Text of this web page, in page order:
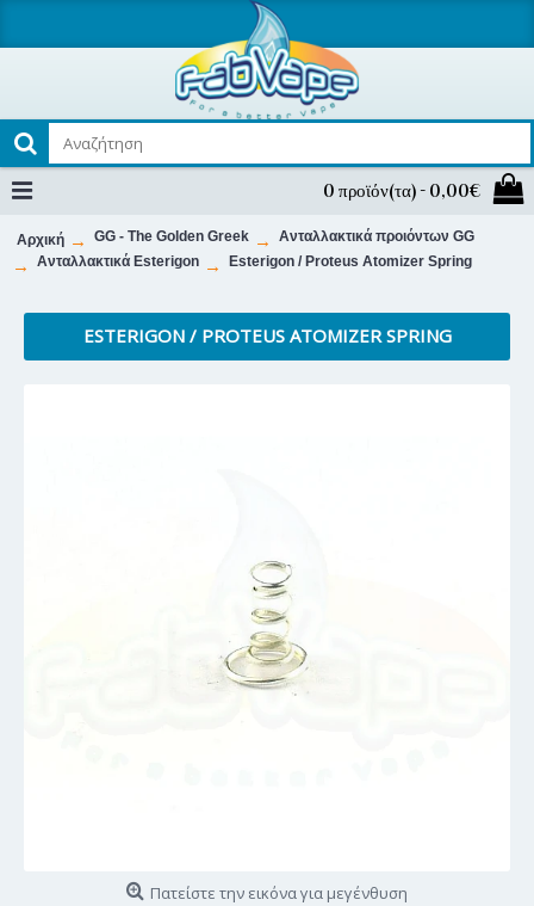
0 προϊόν(τα) - 0,00€
Αρχική GG - The Golden Greek
Ανταλλακτικά προιόντων GG
Ανταλλακτικά Esterigon
Esterigon / Proteus Atomizer Spring
ESTERIGON / PROTEUS ATOMIZER SPRING
Πατείστε την εικόνα για μεγένθυση